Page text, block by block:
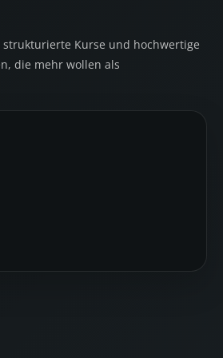
Kurse und hochwertige
die mehr wollen als